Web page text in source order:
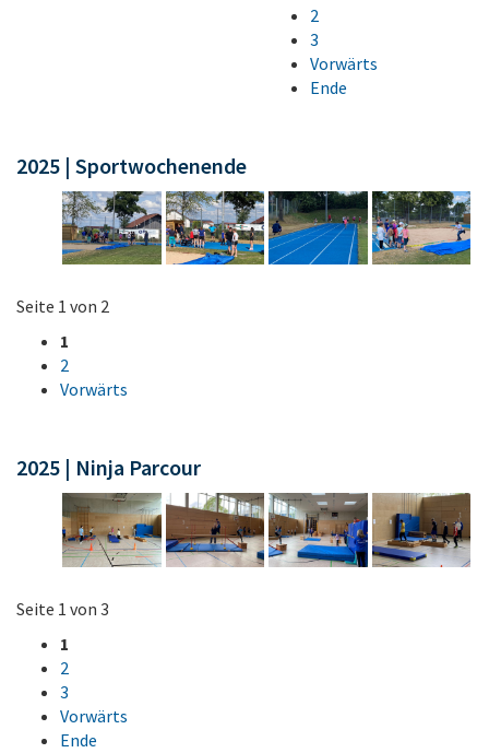
2
3
Vorwärts
Ende
2025 | Sportwochenende
Seite 1 von 2
1
2
Vorwärts
2025 | Ninja Parcour
Seite 1 von 3
1
2
3
Vorwärts
Ende